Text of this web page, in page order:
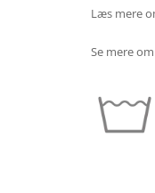
Læs mere
Se mere